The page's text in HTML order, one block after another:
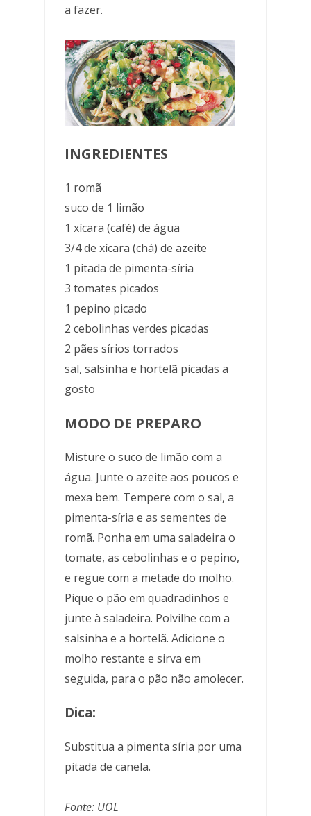
a fazer.
INGREDIENTES
1 romã
suco de 1 limão
1 xícara (café) de água
3/4 de xícara (chá) de azeite
1 pitada de pimenta-síria
3 tomates picados
1 pepino picado
2 cebolinhas verdes picadas
2 pães sírios torrados
sal, salsinha e hortelã picadas a
gosto
MODO DE PREPARO
Misture o suco de limão com a
água. Junte o azeite aos poucos e
mexa bem. Tempere com o sal, a
pimenta-síria e as sementes de
romã. Ponha em uma saladeira o
tomate, as cebolinhas e o pepino,
e regue com a metade do molho.
Pique o pão em quadradinhos e
junte à saladeira. Polvilhe com a
salsinha e a hortelã. Adicione o
molho restante e sirva em
seguida, para o pão não amolecer.
Dica:
Substitua a pimenta síria por uma
pitada de canela.
Fonte: UOL